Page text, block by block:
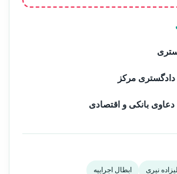
مرکز
بانکی و اقتصادی
نیری ابطال اجراییه